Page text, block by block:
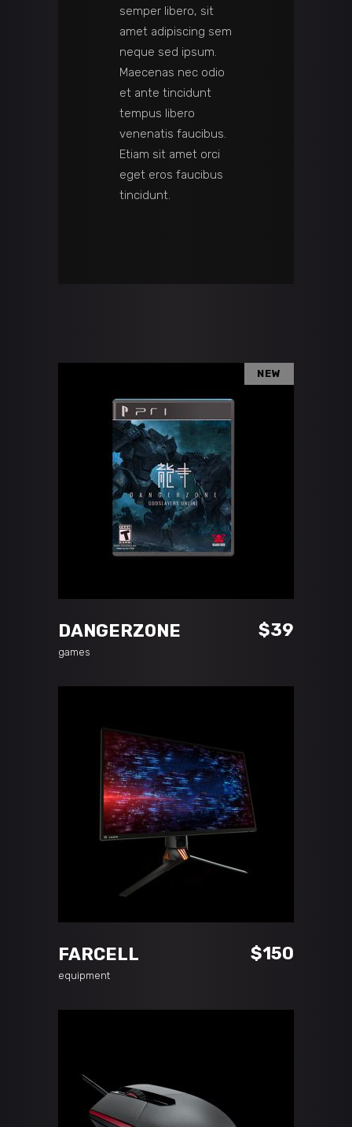
semper libero, sit
amet adipiscing sem
neque sed ipsum.
Maecenas nec odio
et ante tincidunt
tempus libero
venenatis faucibus.
Etiam sit amet orci
eget eros faucibus
tincidunt.
NEW
DANGERZONE $39
games
FARCELL $150
equipment